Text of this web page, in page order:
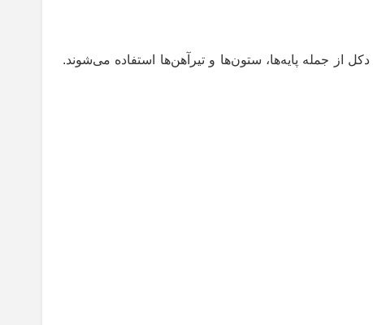
از جمله پایه‌ها، ستون‌ها و تیرآهن‌ها استفاده می‌شوند.